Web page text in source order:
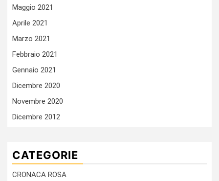
Maggio 2021
Aprile 2021
Marzo 2021
Febbraio 2021
Gennaio 2021
Dicembre 2020
Novembre 2020
Dicembre 2012
CATEGORIE
CRONACA ROSA